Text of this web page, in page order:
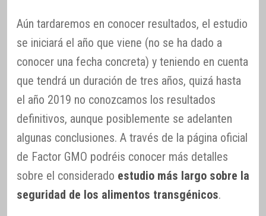
Aún tardaremos en conocer resultados, el estudio
se iniciará el año que viene (no se ha dado a
conocer una fecha concreta) y teniendo en cuenta
que tendrá un duración de tres años, quizá hasta
el año 2019 no conozcamos los resultados
definitivos, aunque posiblemente se adelanten
algunas conclusiones. A través de la página oficial
de Factor GMO podréis conocer más detalles
sobre el considerado estudio más largo sobre la
seguridad de los alimentos transgénicos.